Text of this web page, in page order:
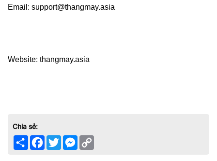
Email: support@thangmay.asia
Website: thangmay.asia
Chia sẻ:
Share Facebook
TwitterMessenger